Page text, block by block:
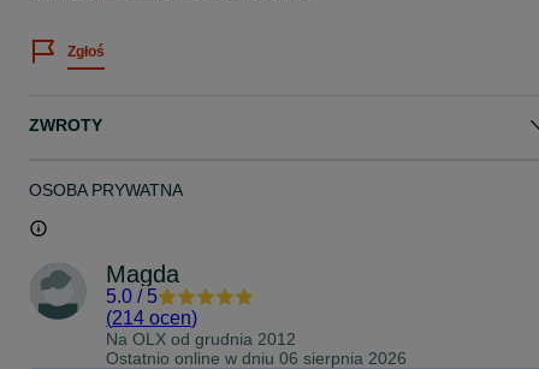
Zgłoś
ZWROTY
OSOBA PRYWATNA
Magda
5.0 / 5
(214 ocen)
Na OLX od grudnia 2012
Ostatnio online w dniu 06 sierpnia 2026